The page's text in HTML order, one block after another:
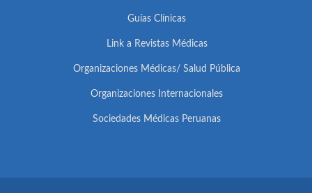
Guías Clínicas
Link a Revistas Médicas
Organizaciones Médicas/ Salud Pública
Organizaciones Internacionales
Sociedades Médicas Peruanas